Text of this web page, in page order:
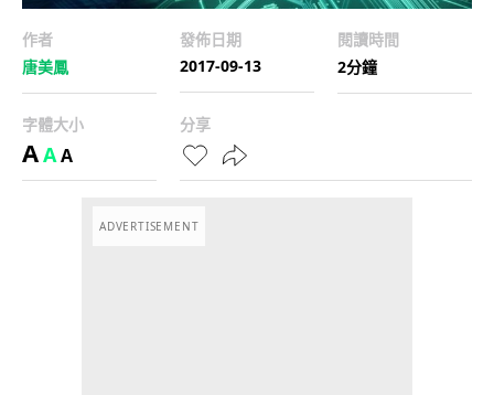
作者
唐美鳳
發佈日期
2017-09-13
閱讀時間
2分鐘
字體大小
AAA
分享
ADVERTISEMENT